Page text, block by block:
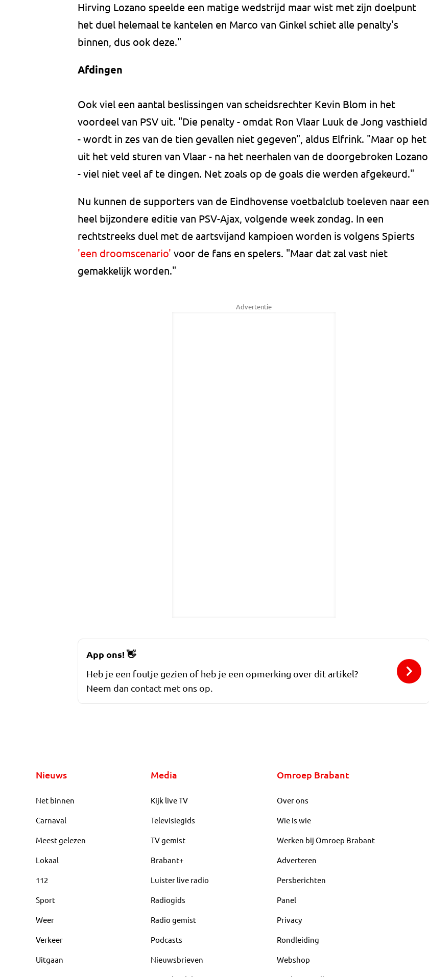
Hirving Lozano speelde een matige wedstrijd maar wist met zijn doelpunt
het duel helemaal te kantelen en Marco van Ginkel schiet alle penalty's
binnen, dus ook deze."
Afdingen
Ook viel een aantal beslissingen van scheidsrechter Kevin Blom in het
voordeel van PSV uit. "Die penalty - omdat Ron Vlaar Luuk de Jong vasthield
- wordt in zes van de tien gevallen niet gegeven", aldus Elfrink. "Maar op het
uit het veld sturen van Vlaar - na het neerhalen van de doorgebroken Lozano
- viel niet veel af te dingen. Net zoals op de goals die werden afgekeurd."
Nu kunnen de supporters van de Eindhovense voetbalclub toeleven naar een
heel bijzondere editie van PSV-Ajax, volgende week zondag. In een
rechtstreeks duel met de aartsvijand kampioen worden is volgens Spierts
'een droomscenario' voor de fans en spelers. "Maar dat zal vast niet
gemakkelijk worden."
Advertentie
App ons!👋
Heb je een foutje gezien of heb je een opmerking over dit artikel?
Neem dan contact met ons op.
Nieuws
Net binnen
Carnaval
Meest gelezen
Lokaal
112
Sport
Weer
Verkeer
Uitgaan
Media
Kijk live TV
Televisiegids
TV gemist
Brabant+
Luister live radio
Radiogids
Radio gemist
Podcasts
Nieuwsbrieven
Omroep Brabant
Over ons
Wie is wie
Werken bij Omroep Brabant
Adverteren
Persberichten
Panel
Privacy
Rondleiding
Webshop